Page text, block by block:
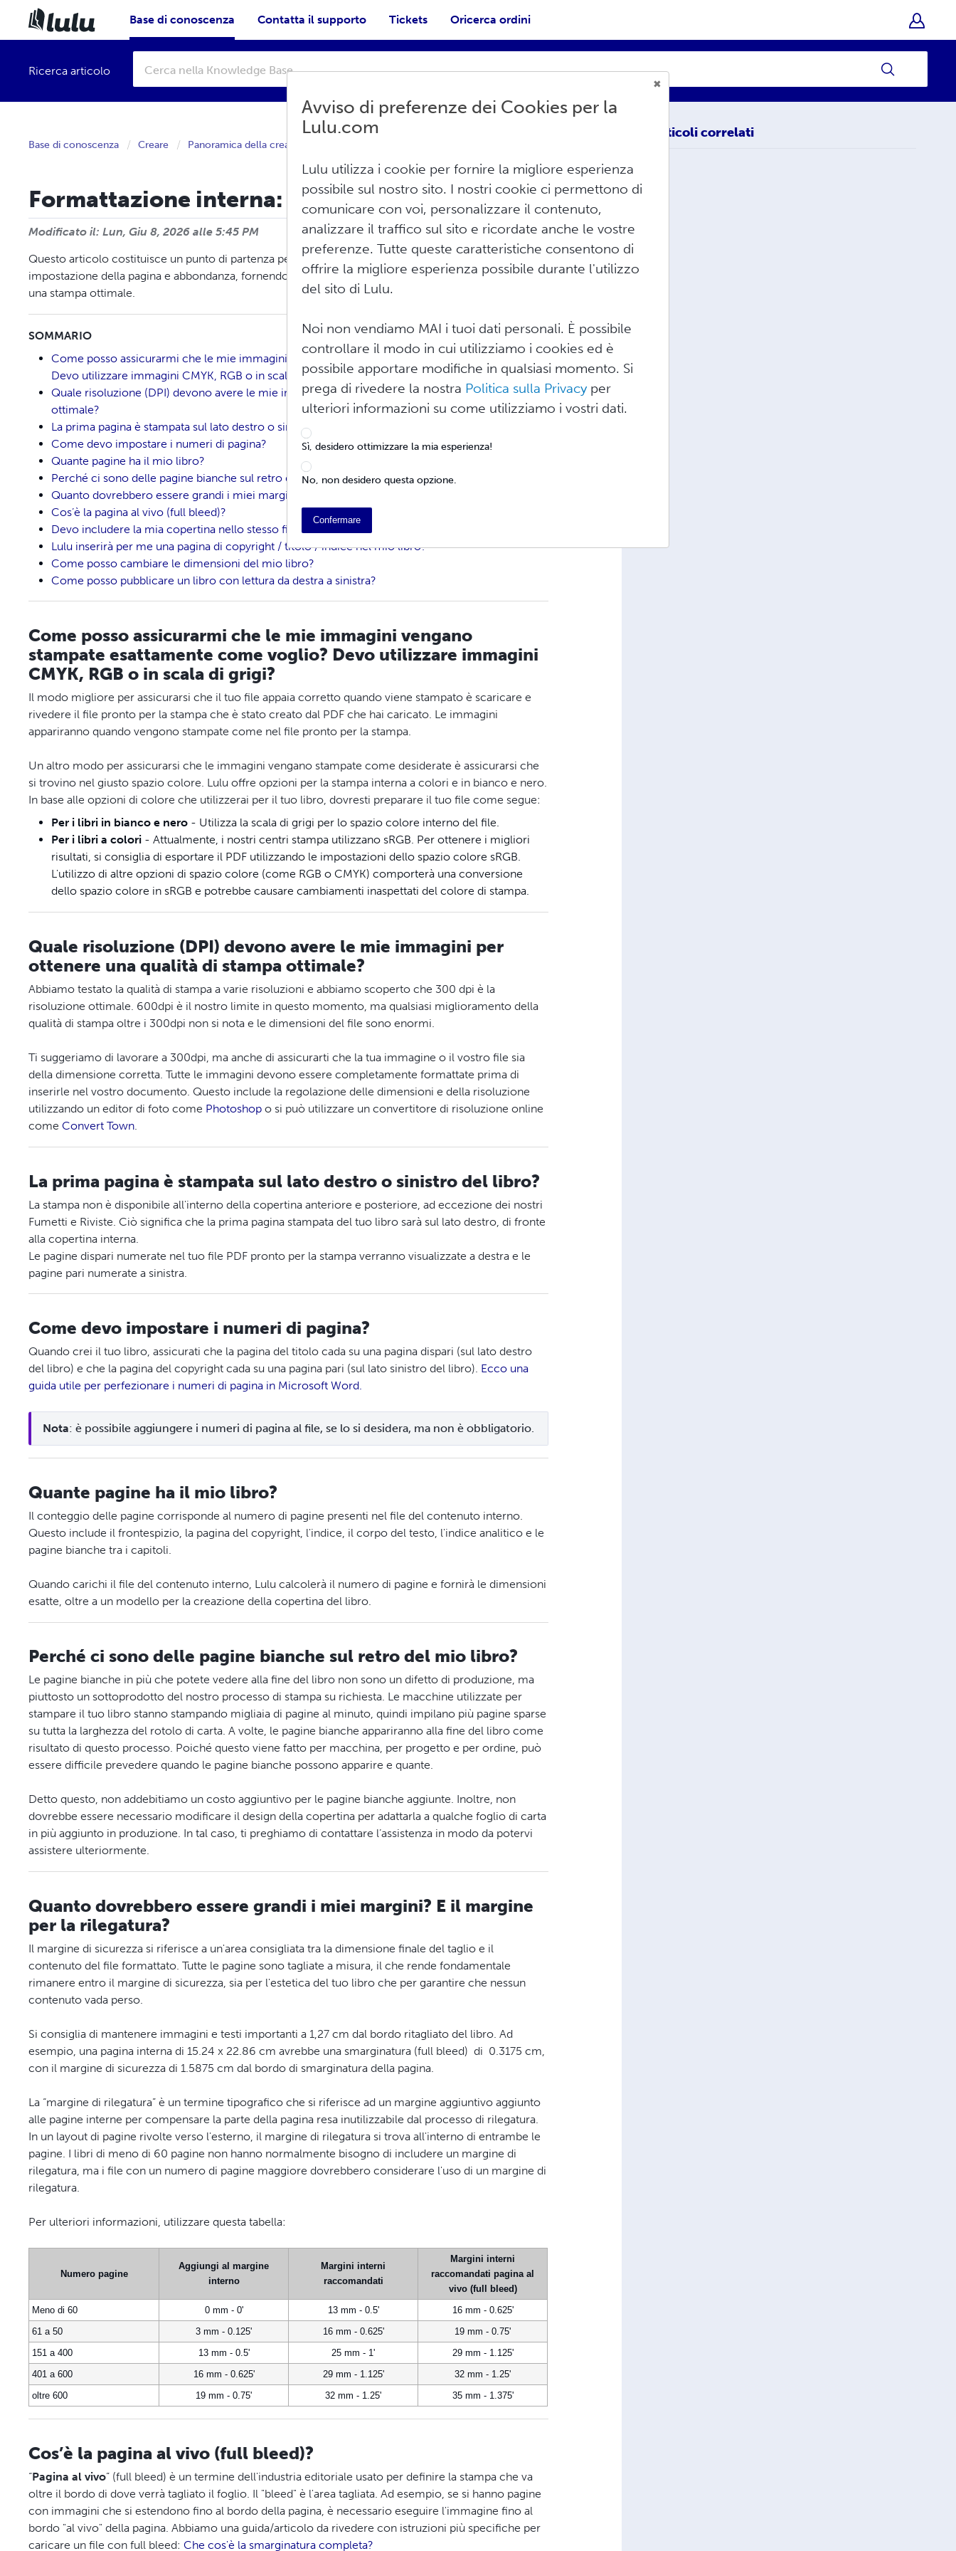
Base di conoscenza Contatta il supporto Tickets Oricerca ordini
Ricerca articolo
Base di conoscenza Creare Panoramica della creazione
Formattazione interna: le basi Stampa
Modificato il: Lun, Giu 8, 2026 alle 5:45 PM
Questo articolo costituisce un punto di partenza per concetti quali spazio colore, risoluzione,
impostazione della pagina e abbondanza, fornendo allo stesso tempo gli standard che utilizziamo per
una stampa ottimale.
SOMMARIO
Come posso assicurarmi che le mie immagini vengano stampate esattamente come voglio?
Devo utilizzare immagini CMYK, RGB o in scala di grigi?
Quale risoluzione (DPI) devono avere le mie immagini per ottenere una qualità di stampa
ottimale?
La prima pagina è stampata sul lato destro o sinistro del libro?
Come devo impostare i numeri di pagina?
Quante pagine ha il mio libro?
Perché ci sono delle pagine bianche sul retro del mio libro?
Quanto dovrebbero essere grandi i miei margini? E il margine per la rilegatura?
Cos’è la pagina al vivo (full bleed)?
Devo includere la mia copertina nello stesso file del resto del mio libro?
Lulu inserirà per me una pagina di copyright / titolo / indice nel mio libro?
Come posso cambiare le dimensioni del mio libro?
Come posso pubblicare un libro con lettura da destra a sinistra?
Come posso assicurarmi che le mie immagini vengano
stampate esattamente come voglio? Devo utilizzare immagini
CMYK, RGB o in scala di grigi?
Il modo migliore per assicurarsi che il tuo file appaia corretto quando viene stampato è scaricare e
rivedere il file pronto per la stampa che è stato creato dal PDF che hai caricato. Le immagini
appariranno quando vengono stampate come nel file pronto per la stampa.
Un altro modo per assicurarsi che le immagini vengano stampate come desiderate è assicurarsi che
si trovino nel giusto spazio colore. Lulu offre opzioni per la stampa interna a colori e in bianco e nero.
In base alle opzioni di colore che utilizzerai per il tuo libro, dovresti preparare il tuo file come segue:
Per i libri in bianco e nero - Utilizza la scala di grigi per lo spazio colore interno del file.
Per i libri a colori - Attualmente, i nostri centri stampa utilizzano sRGB. Per ottenere i migliori
risultati, si consiglia di esportare il PDF utilizzando le impostazioni dello spazio colore sRGB.
L'utilizzo di altre opzioni di spazio colore (come RGB o CMYK) comporterà una conversione
dello spazio colore in sRGB e potrebbe causare cambiamenti inaspettati del colore di stampa.
Quale risoluzione (DPI) devono avere le mie immagini per
ottenere una qualità di stampa ottimale?
Abbiamo testato la qualità di stampa a varie risoluzioni e abbiamo scoperto che 300 dpi è la
risoluzione ottimale. 600dpi è il nostro limite in questo momento, ma qualsiasi miglioramento della
qualità di stampa oltre i 300dpi non si nota e le dimensioni del file sono enormi.
Ti suggeriamo di lavorare a 300dpi, ma anche di assicurarti che la tua immagine o il vostro file sia
della dimensione corretta. Tutte le immagini devono essere completamente formattate prima di
inserirle nel vostro documento. Questo include la regolazione delle dimensioni e della risoluzione
utilizzando un editor di foto come Photoshop o si può utilizzare un convertitore di risoluzione online
come Convert Town.
La prima pagina è stampata sul lato destro o sinistro del libro?
La stampa non è disponibile all'interno della copertina anteriore e posteriore, ad eccezione dei nostri
Fumetti e Riviste. Ciò significa che la prima pagina stampata del tuo libro sarà sul lato destro, di fronte
alla copertina interna.
Le pagine dispari numerate nel tuo file PDF pronto per la stampa verranno visualizzate a destra e le
pagine pari numerate a sinistra.
Come devo impostare i numeri di pagina?
Quando crei il tuo libro, assicurati che la pagina del titolo cada su una pagina dispari (sul lato destro
del libro) e che la pagina del copyright cada su una pagina pari (sul lato sinistro del libro). Ecco una
guida utile per perfezionare i numeri di pagina in Microsoft Word.
Nota: è possibile aggiungere i numeri di pagina al file, se lo si desidera, ma non è obbligatorio.
Quante pagine ha il mio libro?
Il conteggio delle pagine corrisponde al numero di pagine presenti nel file del contenuto interno.
Questo include il frontespizio, la pagina del copyright, l'indice, il corpo del testo, l'indice analitico e le
pagine bianche tra i capitoli.
Quando carichi il file del contenuto interno, Lulu calcolerà il numero di pagine e fornirà le dimensioni
esatte, oltre a un modello per la creazione della copertina del libro.
Perché ci sono delle pagine bianche sul retro del mio libro?
Le pagine bianche in più che potete vedere alla fine del libro non sono un difetto di produzione, ma
piuttosto un sottoprodotto del nostro processo di stampa su richiesta. Le macchine utilizzate per
stampare il tuo libro stanno stampando migliaia di pagine al minuto, quindi impilano più pagine sparse
su tutta la larghezza del rotolo di carta. A volte, le pagine bianche appariranno alla fine del libro come
risultato di questo processo. Poiché questo viene fatto per macchina, per progetto e per ordine, può
essere difficile prevedere quando le pagine bianche possono apparire e quante.
Detto questo, non addebitiamo un costo aggiuntivo per le pagine bianche aggiunte. Inoltre, non
dovrebbe essere necessario modificare il design della copertina per adattarla a qualche foglio di carta
in più aggiunto in produzione. In tal caso, ti preghiamo di contattare l’assistenza in modo da potervi
assistere ulteriormente.
Quanto dovrebbero essere grandi i miei margini? E il margine
per la rilegatura?
Il margine di sicurezza si riferisce a un'area consigliata tra la dimensione finale del taglio e il
contenuto del file formattato. Tutte le pagine sono tagliate a misura, il che rende fondamentale
rimanere entro il margine di sicurezza, sia per l'estetica del tuo libro che per garantire che nessun
contenuto vada perso.
Si consiglia di mantenere immagini e testi importanti a 1,27 cm dal bordo ritagliato del libro. Ad
esempio, una pagina interna di 15.24 x 22.86 cm avrebbe una smarginatura (full bleed) di 0.3175 cm,
con il margine di sicurezza di 1.5875 cm dal bordo di smarginatura della pagina.
La “margine di rilegatura” è un termine tipografico che si riferisce ad un margine aggiuntivo aggiunto
alle pagine interne per compensare la parte della pagina resa inutilizzabile dal processo di rilegatura.
In un layout di pagine rivolte verso l'esterno, il margine di rilegatura si trova all'interno di entrambe le
pagine. I libri di meno di 60 pagine non hanno normalmente bisogno di includere un margine di
rilegatura, ma i file con un numero di pagine maggiore dovrebbero considerare l'uso di un margine di
rilegatura.
Per ulteriori informazioni, utilizzare questa tabella:
Numero pagine
Aggiungi al margine
interno
Margini interni
raccomandati
Margini interni
raccomandati pagina al
vivo (full bleed)
Meno di 60
0 mm - 0' 13 mm - 0.5'
16 mm - 0.625'
61 a 50
3 mm - 0.125' 16 mm - 0.625'
19 mm - 0.75'
151 a 400
13 mm - 0.5' 25 mm - 1'
29 mm - 1.125'
401 a 600
16 mm - 0.625' 29 mm - 1.125'
32 mm - 1.25'
oltre 600
19 mm - 0.75' 32 mm - 1.25' 35 mm - 1.375'
Cos’è la pagina al vivo (full bleed)?
“Pagina al vivo” (full bleed) è un termine dell'industria editoriale usato per definire la stampa che va
oltre il bordo di dove verrà tagliato il foglio. Il "bleed" è l'area tagliata. Ad esempio, se si hanno pagine
con immagini che si estendono fino al bordo della pagina, è necessario eseguire l'immagine fino al
bordo "al vivo" della pagina. Abbiamo una guida/articolo da rivedere con istruzioni più specifiche per
caricare un file con full bleed: Che cos'è la smarginatura completa?
Articoli correlati
Avviso di preferenze dei Cookies per la
Lulu.com
Lulu utilizza i cookie per fornire la migliore esperienza
possibile sul nostro sito. I nostri cookie ci permettono di
comunicare con voi, personalizzare il contenuto,
analizzare il traffico sul sito e ricordate anche le vostre
preferenze. Tutte queste caratteristiche consentono di
offrire la migliore esperienza possibile durante l'utilizzo
del sito di Lulu.
Noi non vendiamo MAI i tuoi dati personali. È possibile
controllare il modo in cui utilizziamo i cookies ed è
possibile apportare modifiche in qualsiasi momento. Si
prega di rivedere la nostra Politica sulla Privacy per
ulteriori informazioni su come utilizziamo i vostri dati.
Sì, desidero ottimizzare la mia esperienza!
No, non desidero questa opzione.
Confermare